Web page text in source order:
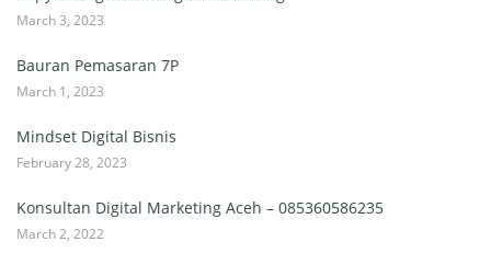
March 3, 2023
Bauran Pemasaran 7P
March 1, 2023
Mindset Digital Bisnis
February 28, 2023
Konsultan Digital Marketing Aceh – 085360586235
March 2, 2022